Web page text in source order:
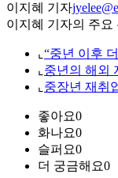
이지혜 기자
이지혜 기자의 주요
⌞ “중년 이후
⌞ 중년의 해외
⌞ 중장년 재취
좋아요0
화나요0
슬퍼요0
더 궁금해요0